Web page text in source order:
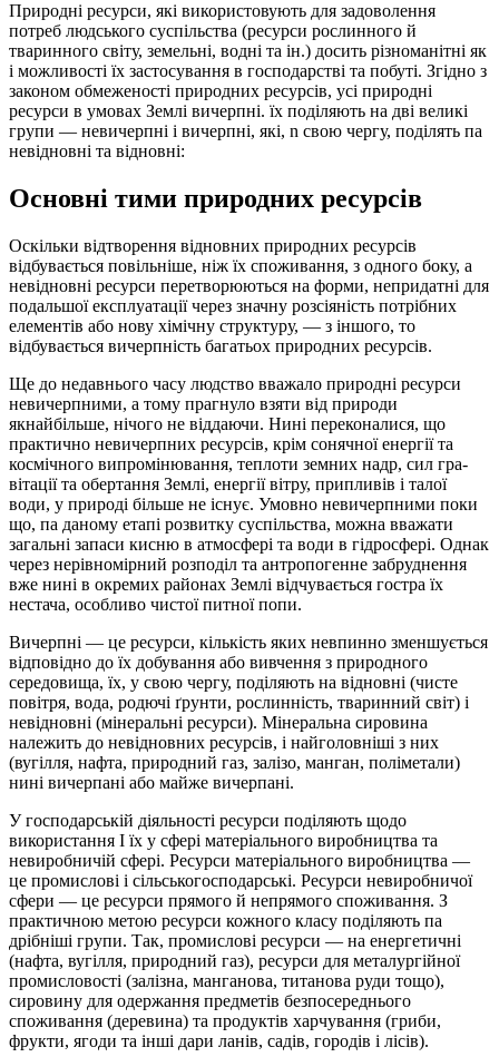
Природні ресурси, які використовують для задоволення
потреб люд­ського суспільства (ресурси рослинного й
тваринного світу, земельні, водні та ін.) досить різноманітні як
і можливості їх застосування в господарстві та побуті. Згідно з
законом обмеженості природних ресур­сів, усі природні
ресурси в умовах Землі вичерпні. їх поділяють на дві ве­ликі
групи — невичерпні і вичерпні, які, n свою чергу, поділять па
невід­новні та відновні:
Основні тими природних ресурсів
Оскільки відтворення відновних природних ресурсів
відбувається повільніше, ніж їх споживання, з одного боку, а
невідновні ресурси перетво­рюються на форми, непридатні для
подальшої експлуатації через значну розсіяність потрібних
елементів або нову хімічну структуру, — з іншого, то
відбувається вичерпність багатьох природних ресурсів.
Ще до недавнього часу людство вважало природні ресурси
невичерп­ними, а тому прагнуло взяти від природи
якнайбільше, нічого не віддаю­чи. Нині переконалися, що
практично невичерпних ресурсів, крім соняч­ної енергії та
космічного випромінювання, теплоти земних надр, сил гра­
вітації та обертання Землі, енергії вітру, припливів і талої
води, у природі більше не існує. Умовно невичерпними поки
що, па даному етапі розвитку суспільства, можна вважати
загальні запаси кисню в атмосфері та води в гідросфері. Однак
через нерівномірний розподіл та антропогенне забруднення
вже нині в окремих районах Землі відчувається гостра їх
нестача, особливо чистої питної попи.
Вичерпні — це ресурси, кількість яких невпинно зменшується
відповід­но до їх добування або вивчення з природного
середовища, їх, у свою чергу, поділяють на відновні (чисте
повітря, вода, родючі ґрунти, рослин­ність, тваринний світ) і
невідновні (мінеральні ресурси). Мінеральна си­ровина
належить до невідновних ресурсів, і найголовніші з них
(вугілля, нафта, природний газ, залізо, манган, поліметали)
нині вичерпані або майже вичерпані.
У господарській діяльності ресурси поділяють щодо
використання І їх у сфері матеріального виробництва та
невиробничій сфері. Ресурси мате­ріального виробництва —
це промислові і сільськогосподарські. Ресурси невиробничої
сфери — це ресурси прямого й непрямого споживання. З
практичною метою ресурси кожного класу поділяють па
дрібніші гру­пи. Так, промислові ресурси — на енергетичні
(нафта, вугілля, природ­ний газ), ресурси для металургійної
промисловості (залізна, манганова, титанова руди тощо),
сировину для одержання предметів безпосередньо­го
споживання (деревина) та продуктів харчування (гриби,
фрукти, ягоди та інші дари ланів, садів, городів і лісів).